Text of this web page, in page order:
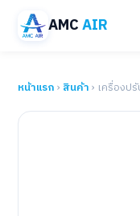
AMCAIR
หน้าแรก› สินค้า› เครื่องป